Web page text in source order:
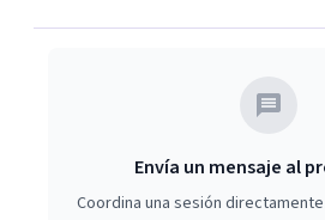
Envía un mensaje al
Coordina una sesión